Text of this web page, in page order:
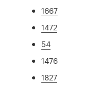
1667
1472
54
1476
1827